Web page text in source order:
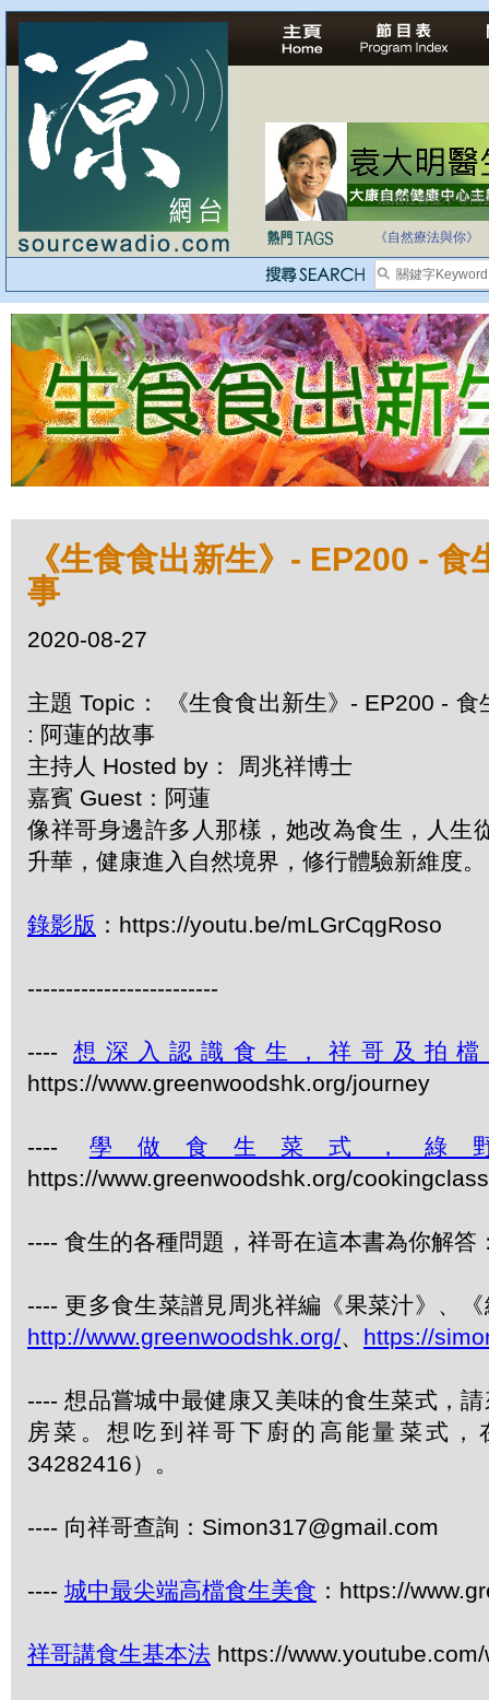
法治社會並不等同
自家教育合法化-
《自然療法與你》
《生食食出新生》- EP200 -
事
2020-08-27
主題 Topic： 《生食食出新生》- EP200 - 食
: 阿蓮的故事
主持人 Hosted by： 周兆祥博士
嘉賓 Guest：阿蓮
像祥哥身邊許多人那樣，她改為食生，人生
升華，健康進入自然境界，修行體驗新維度。
錄影版 ：https://youtu.be/mLGrCqgRoso
-------------------------
----想深入認識食生，祥哥及拍
https://www.greenwoodshk.org/journey
---- 學做食生菜式，綠
https://www.greenwoodshk.org/
---- 食生的各種問題，祥哥在這本書為你解
---- 更多食生菜譜見周兆祥編《果菜汁》、
http://www.greenwoodshk.org/、 https://
---- 想品嘗城中最健康又美味的食生菜式，
房菜。想吃到祥哥下廚的高能量菜式
34282416）。
---- 向祥哥查詢：Simon317@gmail.com
---- 城中最尖端高檔食生美食 ：https://
祥哥講食生基本法 https://